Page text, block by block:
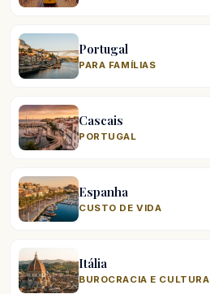
Portugal
PARA FAMÍLIAS
Cascais
PORTUGAL
Espanha
CUSTO DE VIDA
Itália
BUROCRACIA E CULTURA